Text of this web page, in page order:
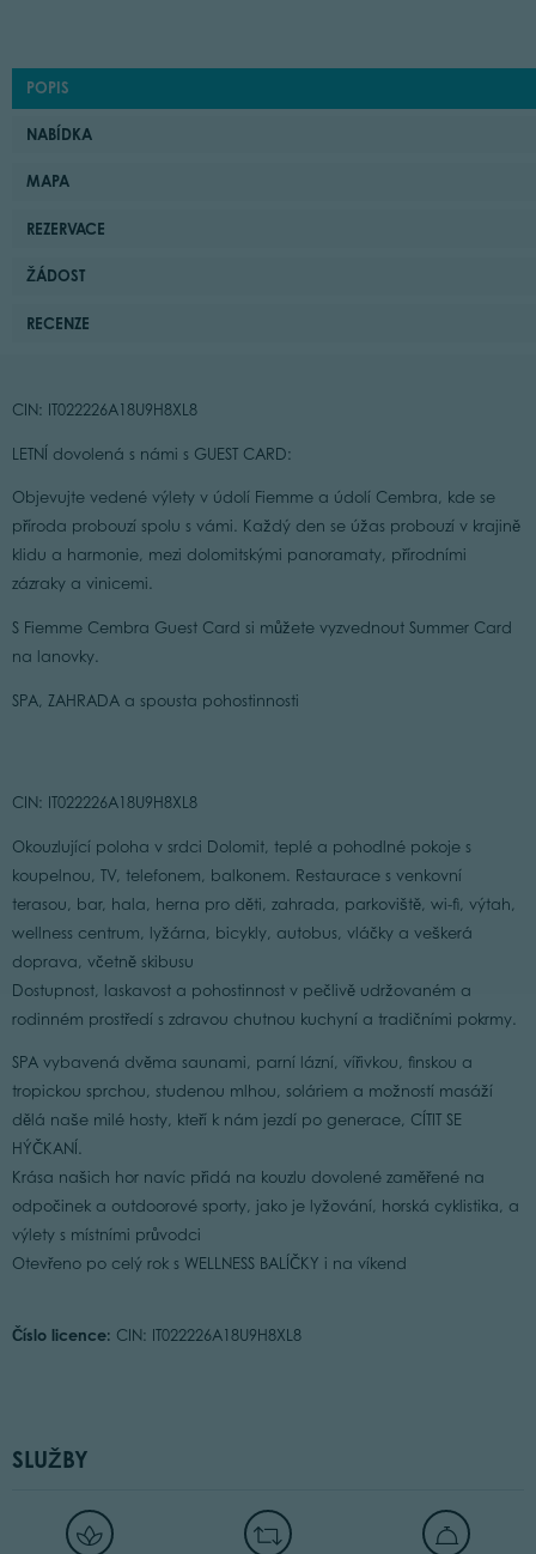
POPIS
NABÍDKA
MAPA
REZERVACE
ŽÁDOST
RECENZE
CIN: IT022226A18U9H8XL8
LETNÍ dovolená s námi s GUEST CARD:
Objevujte vedené výlety v údolí Fiemme a údolí Cembra, kde se
příroda probouzí spolu s vámi. Každý den se úžas probouzí v krajině
klidu a harmonie, mezi dolomitskými panoramaty, přírodními
zázraky a vinicemi.
S Fiemme Cembra Guest Card si můžete vyzvednout Summer Card
na lanovky.
SPA, ZAHRADA a spousta pohostinnosti
CIN: IT022226A18U9H8XL8
Okouzlující poloha v srdci Dolomit, teplé a pohodlné pokoje s
koupelnou, TV, telefonem, balkonem. Restaurace s venkovní
terasou, bar, hala, herna pro děti, zahrada, parkoviště, wi-fi, výtah,
wellness centrum, lyžárna, bicykly, autobus, vláčky a veškerá
doprava, včetně skibusu
Dostupnost, laskavost a pohostinnost v pečlivě udržovaném a
rodinném prostředí s zdravou chutnou kuchyní a tradičními pokrmy.
SPA vybavená dvěma saunami, parní lázní, vířivkou, finskou a
tropickou sprchou, studenou mlhou, soláriem a možností masáží
dělá naše milé hosty, kteří k nám jezdí po generace, CÍTIT SE
HÝČKANÍ.
Krása našich hor navíc přidá na kouzlu dovolené zaměřené na
odpočinek a outdoorové sporty, jako je lyžování, horská cyklistika, a
výlety s místními průvodci
Otevřeno po celý rok s WELLNESS BALÍČKY i na víkend
Číslo licence: CIN: IT022226A18U9H8XL8
SLUŽBY